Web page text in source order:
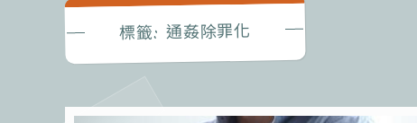
標籤: 通姦除罪化